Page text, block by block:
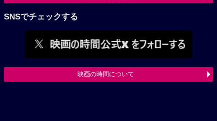
SNSでチェックする
映画の時間について